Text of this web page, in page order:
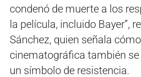
condenó de muerte a los
la película, incluido Bayer”,
Sánchez, quien señala
cinematográfica también
un símbolo de resistencia.